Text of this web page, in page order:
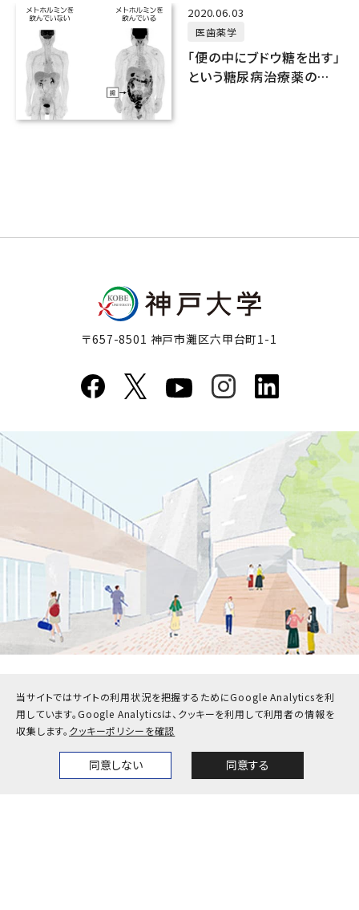
当サイトではサイトの利用状況を把握するためにGoogle Analyticsを利
用しています。Google Analyticsは、クッキーを利用して利用者の情報を
収集します。 クッキーポリシーを確認
同意しない 同意する
News Themes
2020.06.03
医歯薬学
「便の中にブドウ糖を出す」
という糖尿病治療薬の新し
〒657-8501 神戸市灘区六甲台町1-1
受験生
在学生・保護者
卒業生
教職員